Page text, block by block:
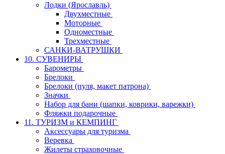
Лодки (Ярославль)
Двухместные
Моторные
Одноместные
Трехместные
САНКИ-ВАТРУШКИ
10. СУВЕНИРЫ
Барометры
Брелоки
Брелоки (пуля, макет патрона)
Значки
Набор для бани (шапки, коврики, варежки)
Фляжки подарочные
11. ТУРИЗМ и КЕМПИНГ
Аксессуары для туризма
Веревка
Жилеты страховочные